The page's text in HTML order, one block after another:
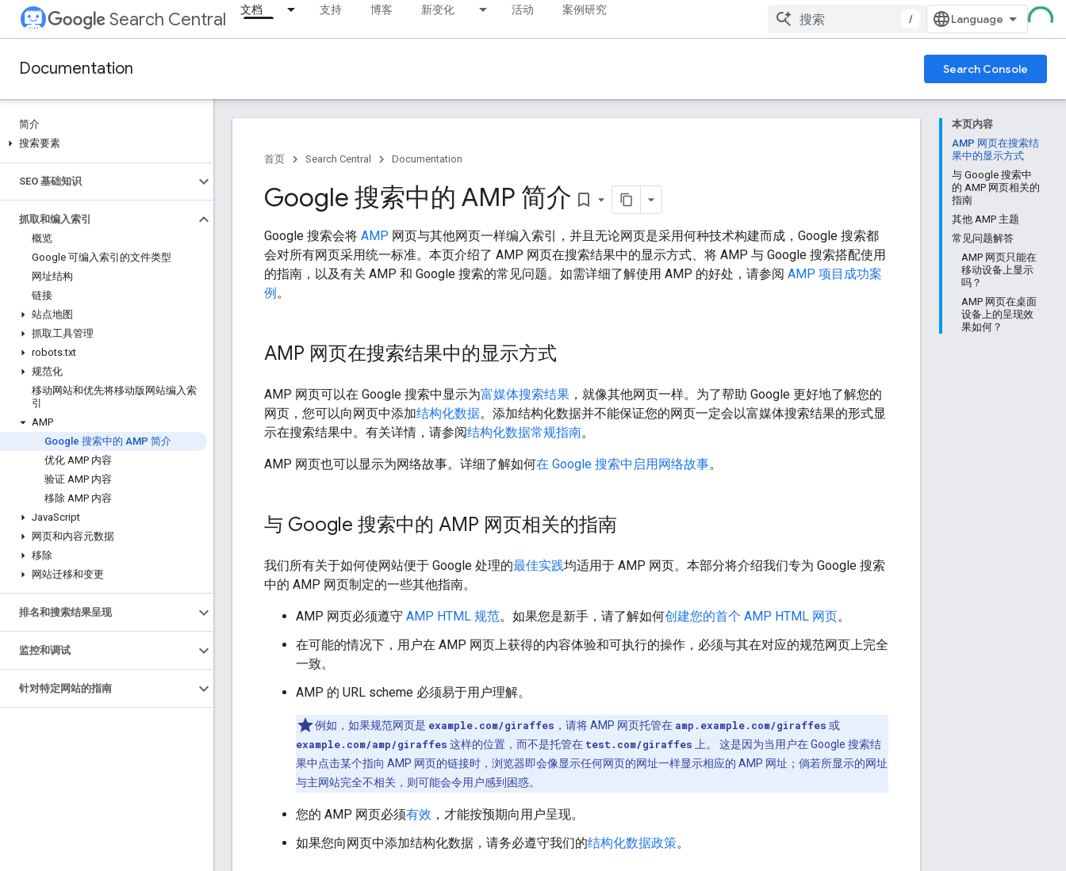
Search Central 文档 支持 博客 新变化 活动 案例研究
/
Documentation Search Console
简介
搜索要素
SEO 基础知识
抓取和编入索引
概览
Google 可编入索引的文件类型
网址结构
链接
站点地图
抓取工具管理
robots.txt
规范化
移动网站和优先将移动版网站编入索
引
AMP
Google 搜索中的 AMP 简介
优化 AMP 内容
验证 AMP 内容
移除 AMP 内容
JavaScript
网页和内容元数据
移除
网站迁移和变更
排名和搜索结果呈现
监控和调试
针对特定网站的指南
本页内容
AMP 网页在搜索结
果中的显示方式
与 Google 搜索中
的 AMP 网页相关的
指南
其他 AMP 主题
常见问题解答
AMP 网页只能在
移动设备上显示
吗？
AMP 网页在桌面
设备上的呈现效
果如何？
首页 Search Central Documentation
Google 搜索中的 AMP 简介 bookmark_border
Google 搜索会将 AMP 网页与其他网页一样编入索引，并且无论网页是采用何种技术构建而成，Google 搜索都
会对所有网页采用统一标准。本页介绍了 AMP 网页在搜索结果中的显示方式、将 AMP 与 Google 搜索搭配使用
的指南，以及有关 AMP 和 Google 搜索的常见问题。如需详细了解使用 AMP 的好处，请参阅 AMP 项目成功案
例。
AMP 网页在搜索结果中的显示方式
AMP 网页可以在 Google 搜索中显示为富媒体搜索结果 ，就像其他网页一样。为了帮助 Google 更好地了解您的
网页，您可以向网页中添加结构化数据。添加结构化数据并不能保证您的网页一定会以富媒体搜索结果的形式显
示在搜索结果中。有关详情，请参阅结构化数据常规指南。
AMP 网页也可以显示为网络故事。详细了解如何在 Google 搜索中启用网络故事。
与 Google 搜索中的 AMP 网页相关的指南
我们所有关于如何使网站便于 Google 处理的最佳实践均适用于 AMP 网页。本部分将介绍我们专为 Google 搜索
中的 AMP 网页制定的一些其他指南。
AMP 网页必须遵守 AMP HTML 规范。如果您是新手，请了解如何创建您的首个 AMP HTML 网页。
在可能的情况下，用户在 AMP 网页上获得的内容体验和可执行的操作，必须与其在对应的规范网页上完全
一致。
AMP 的 URL scheme 必须易于用户理解。
例如，如果规范网页是 example.com/giraffes ，请将 AMP 网页托管在 amp.example.com/giraffes 或
example.com/amp/giraffes 这样的位置，而不是托管在 test.com/giraffes 上。 这是因为当用户在 Google 搜索结
果中点击某个指向 AMP 网页的链接时，浏览器即会像显示任何网页的网址一样显示相应的 AMP 网址；倘若所显示的网址
与主网站完全不相关，则可能会令用户感到困惑。
您的 AMP 网页必须有效 ，才能按预期向用户呈现。
如果您向网页中添加结构化数据，请务必遵守我们的结构化数据政策。